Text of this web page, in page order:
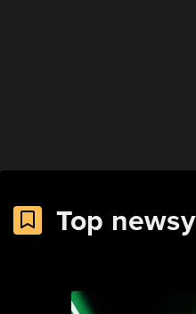
Top newsy